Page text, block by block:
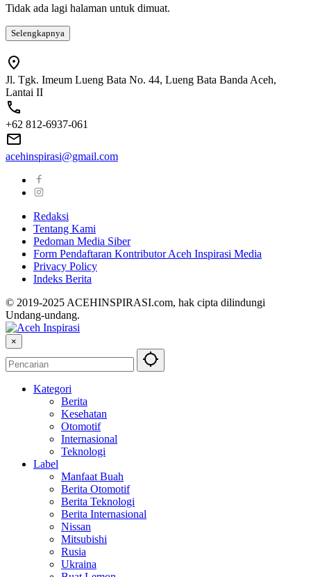
Tidak ada lagi halaman untuk dimuat.
Selengkapnya
Jl. Tgk. Imeum Lueng Bata No. 44, Lueng Bata Banda Aceh,
Lantai II
+62 812-6937-061
acehinspirasi@gmail.com
Redaksi
Tentang Kami
Pedoman Media Siber
Form Pendaftaran Kontributor Aceh Inspirasi Media
Privacy Policy
Indeks Berita
© 2019-2025 ACEHINSPIRASI.com, hak cipta dilindungi
Undang-undang.
×
Kategori
Berita
Kesehatan
Otomotif
Internasional
Teknologi
Label
Manfaat Buah
Berita Otomotif
Berita Teknologi
Berita Internasional
Nissan
Mitsubishi
Rusia
Ukraina